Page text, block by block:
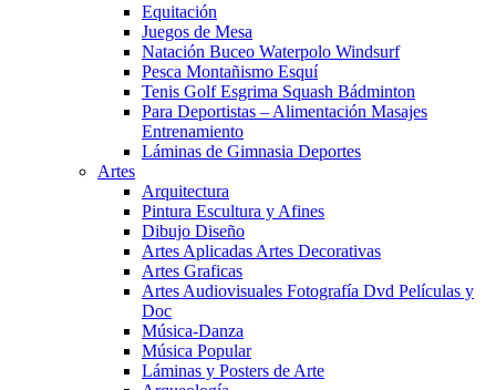
Equitación
Juegos de Mesa
Natación Buceo Waterpolo Windsurf
Pesca Montañismo Esquí
Tenis Golf Esgrima Squash Bádminton
Para Deportistas – Alimentación Masajes
Entrenamiento
Láminas de Gimnasia Deportes
Artes
Arquitectura
Pintura Escultura y Afines
Dibujo Diseño
Artes Aplicadas Artes Decorativas
Artes Graficas
Artes Audiovisuales Fotografía Dvd Películas y
Doc
Música-Danza
Música Popular
Láminas y Posters de Arte